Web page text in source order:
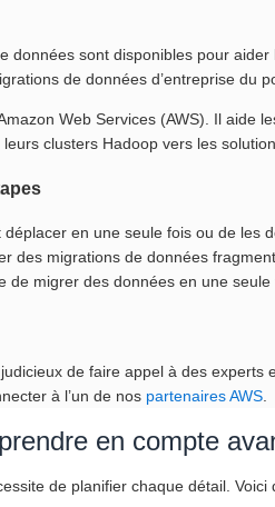
données sont disponibles pour
de données d’entreprise du
Web Services (AWS). Il aide
clusters Hadoop vers les
en une seule fois ou de les
des migrations de données
de migrer des données en une
de faire appel à des
à l’un de nos partenaires AWS
en compte
de planifier chaque détail.